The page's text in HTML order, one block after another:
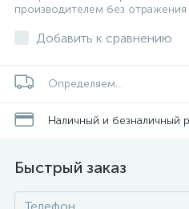
производителем без отражения
Добавить к сравнению
Определяем...
Наличный и безналичный
Быстрый заказ